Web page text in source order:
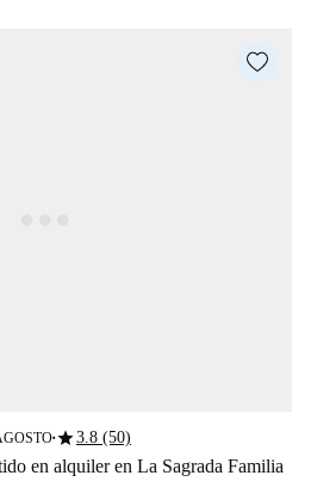
■star3.8 (50)
en alquiler en La Sagrada Familia